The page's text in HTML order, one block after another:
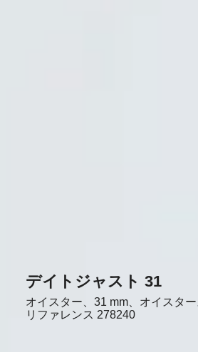
デイトジャスト 31
オイスター、31 mm、オイスタ
リファレンス 278240